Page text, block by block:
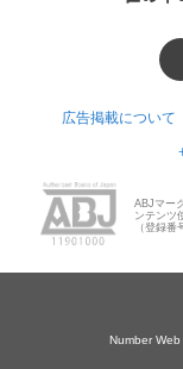
広告掲載について
ABJマー
ンテンツ
（登録番
Number Web